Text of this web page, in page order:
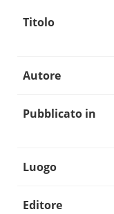
Titolo
Autore
Pubblicato in
Luogo
Editore